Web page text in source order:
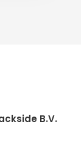
B.V.